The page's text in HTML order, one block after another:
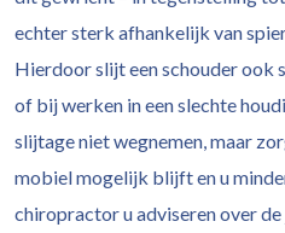
echter sterk afhankelijk van
Hierdoor slijt een schouder ook
of bij werken in een slechte
slijtage niet wegnemen, maar
mobiel mogelijk blijft en u
chiropractor u adviseren over